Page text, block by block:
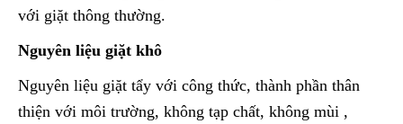
với giặt thông thường.
Nguyên liệu giặt khô
Nguyên liệu giặt tẩy với công thức, thành phần thân
thiện với môi trường, không tạp chất, không mùi ,